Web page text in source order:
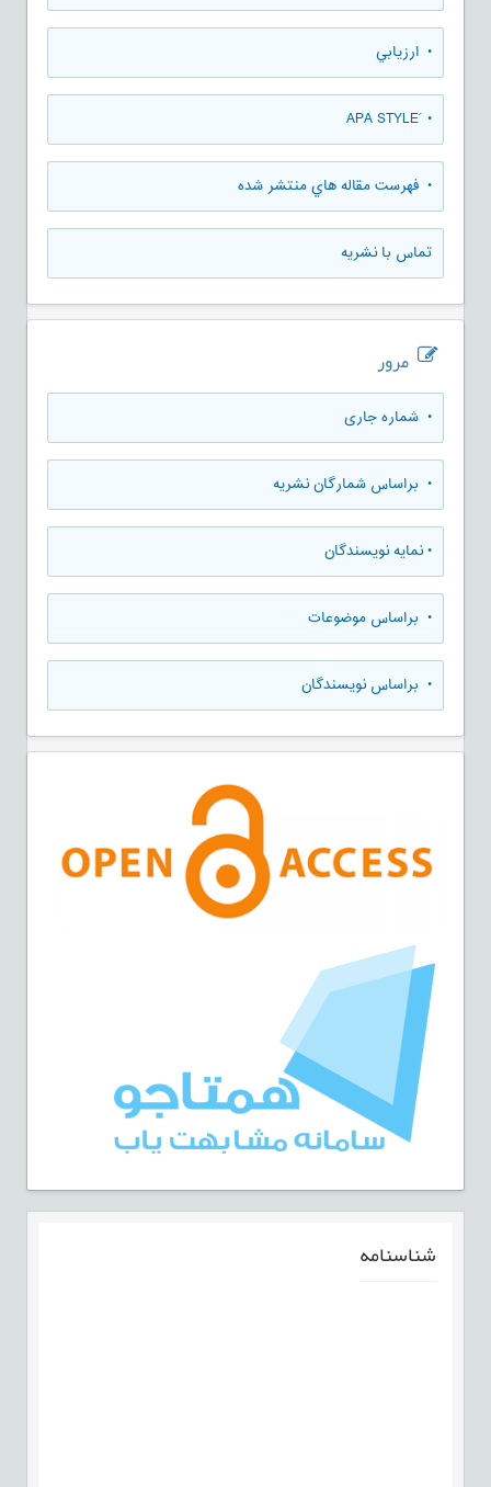
• ارزيابي
• َAPA STYLE
• فهرست مقاله هاي منتشر شده
تماس با نشریه
مرور
• شماره جاری
• براساس شمارگان نشریه
•نمایه نویسندگان
• براساس موضوعات
• براساس نویسندگان
شناسنامه